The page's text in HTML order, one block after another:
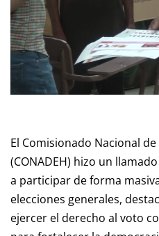
El Comisionado Nacional
(CONADEH) hizo un
a participar de forma
elecciones generales,
ejercer el derecho al voto